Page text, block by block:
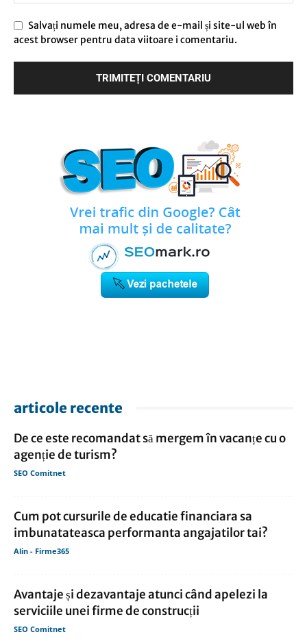
Salvați numele meu, adresa de e-mail și site-ul web în
acest browser pentru data viitoare i comentariu.
articole recente
De ce este recomandat să mergem în vacanțe cu o
agenție de turism?
SEO Comitnet
Cum pot cursurile de educatie financiara sa
imbunatateasca performanta angajatilor tai?
Alin - Firme365
Avantaje și dezavantaje atunci când apelezi la
serviciile unei firme de construcții
SEO Comitnet